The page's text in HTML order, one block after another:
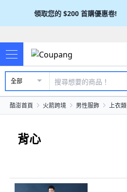
領取您的 $200 首購優惠卷!
全部
酷澎首頁 火箭跨境 男性服飾 上衣類
背心